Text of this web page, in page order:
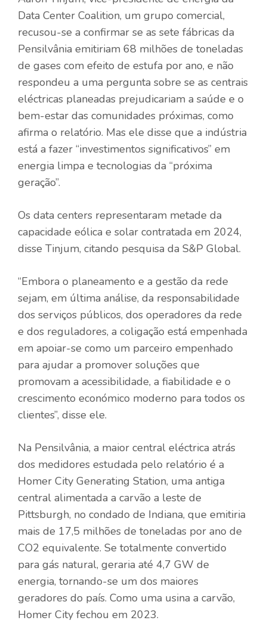
Data Center Coalition, um grupo comercial,
recusou-se a confirmar se as sete fábricas da
Pensilvânia emitiriam 68 milhões de toneladas
de gases com efeito de estufa por ano, e não
respondeu a uma pergunta sobre se as centrais
eléctricas planeadas prejudicariam a saúde e o
bem-estar das comunidades próximas, como
afirma o relatório. Mas ele disse que a indústria
está a fazer “investimentos significativos” em
energia limpa e tecnologias da “próxima
geração”.
Os data centers representaram metade da
capacidade eólica e solar contratada em 2024,
disse Tinjum, citando pesquisa da S&P Global.
“Embora o planeamento e a gestão da rede
sejam, em última análise, da responsabilidade
dos serviços públicos, dos operadores da rede
e dos reguladores, a coligação está empenhada
em apoiar-se como um parceiro empenhado
para ajudar a promover soluções que
promovam a acessibilidade, a fiabilidade e o
crescimento económico moderno para todos os
clientes”, disse ele.
Na Pensilvânia, a maior central eléctrica atrás
dos medidores estudada pelo relatório é a
Homer City Generating Station, uma antiga
central alimentada a carvão a leste de
Pittsburgh, no condado de Indiana, que emitiria
mais de 17,5 milhões de toneladas por ano de
CO2 equivalente. Se totalmente convertido
para gás natural, geraria até 4,7 GW de
energia, tornando-se um dos maiores
geradores do país. Como uma usina a carvão,
Homer City fechou em 2023.